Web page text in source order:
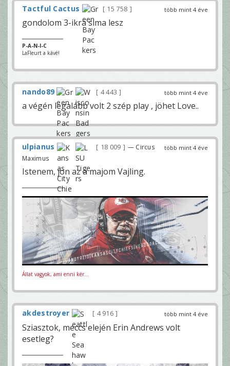
több mint 4 éve
Tactful Cactus 15 758
gondolom 3-ikra sima lesz
P-A-N-I-C
LaFleurt a kávé!
több mint 4 éve
nando89 4 443
a végén legalább volt 2 szép play , jöhet Love..
több mint 4 éve
ulpianus 18 009
— Circus
Maximus
Istenem, jon az a majom Vajling.
Állat vagyok, ami enni kér...
több mint 4 éve
akdestroyer 4 916
Sziasztok, meccs elején Erin Andrews volt
esetleg?